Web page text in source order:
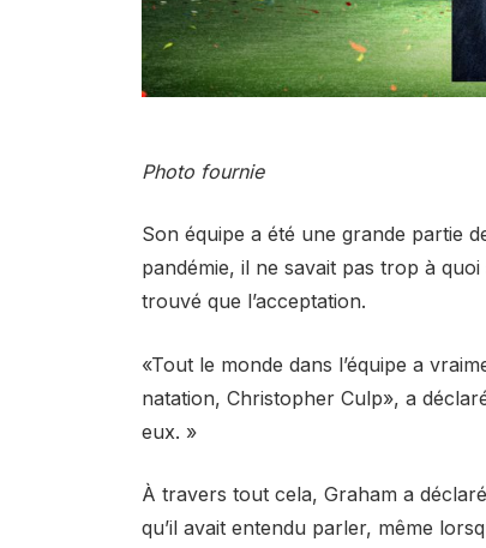
Photo fournie
Son équipe a été une grande partie
pandémie, il ne savait pas trop à quoi
trouvé que l’acceptation.
«Tout le monde dans l’équipe a
natation, Christopher Culp», a
eux. »
À travers tout cela, Graham a
qu’il avait entendu parler, même